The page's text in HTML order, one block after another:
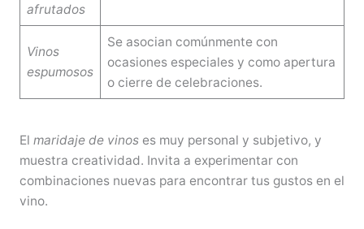
afrutados
Vinos
espumosos
Se asocian comúnmente con
ocasiones especiales y como apertura
o cierre de celebraciones.
El maridaje de vinoses muy personal y subjetivo, y
muestra creatividad. Invita a experimentar con
combinaciones nuevas para encontrar tus gustos en el
vino.